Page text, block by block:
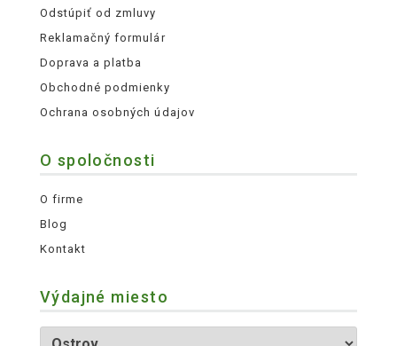
Odstúpiť od zmluvy
Reklamačný formulár
Doprava a platba
Obchodné podmienky
Ochrana osobných údajov
O spoločnosti
O firme
Blog
Kontakt
Výdajné miesto